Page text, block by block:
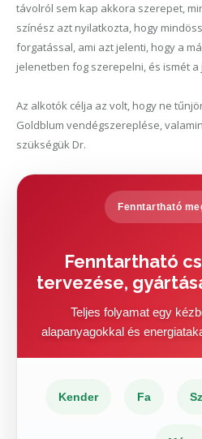
távolról sem kap akkora szerepet,
színész azt nyilatkozta, hogy
forgatással, ami azt jelenti, hogy a
jelenetben fog szerepelni, és ismét
Az alkotók célja az volt, hogy ne
Goldblum vendégszereplése,
szükségük Dr.
Fenntartható
Fenntartható
tervezése,
Teljes folyamat egy
alapanyagokkal és
Kender Fa